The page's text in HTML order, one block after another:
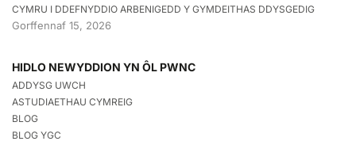
CYMRU I DDEFNYDDIO ARBENIGEDD Y GYMDEITHAS DDYSGEDIG
Gorffennaf 15, 2026
HIDLO NEWYDDION YN ÔL PWNC
ADDYSG UWCH
ASTUDIAETHAU CYMREIG
BLOG
BLOG YGC